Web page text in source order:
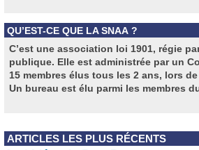
QU’EST-CE QUE LA SNAA ?
C’est une association loi 1901, régie
publique. Elle est administrée par un
15 membres élus tous les 2 ans, lors
Un bureau est élu parmi les membres
ARTICLES LES PLUS RÉCENTS